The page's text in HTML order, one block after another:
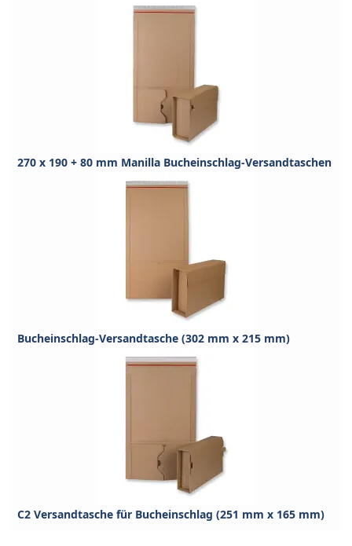
270 x 190 + 80 mm Manilla Bucheinschlag-Versandtaschen
Bucheinschlag-Versandtasche (302 mm x 215 mm)
C2 Versandtasche für Bucheinschlag (251 mm x 165 mm)